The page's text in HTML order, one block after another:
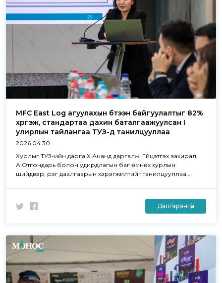
MFC East Log агуулахын бүтээн байгуулалтыг 82%
хүргэж, стандартаа дахин баталгаажуулсан I
улирлын тайлангаа ТУЗ-д танилцууллаа
2026.04.30
Хурлыг ТУЗ-ийн дарга Х.Ананд даргалж, Гүйцэтгэх захирал
А.Отгондарь болон удирдлагын баг өмнөх хурлын
шийдвэр, үүрэг даалгаврын хэрэгжилтийг танилцууллаа.
стандартын баталгаажуулалт болон стратегийн төслүүдийн
хэрэгжилтийн явцыг ТУЗ-д танилцуулав.
Дэлгэрэнгүй